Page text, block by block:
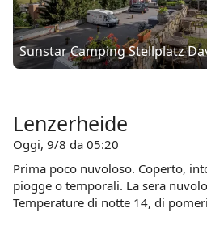
Sunstar Camping Stellplatz
Lenzerheide
Oggi, 9/8 da 05:20
Prima poco nuvoloso. Coperto,
piogge o temporali. La sera
Temperature di notte 14, di